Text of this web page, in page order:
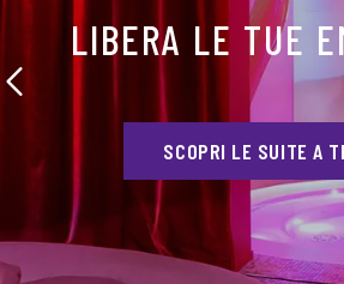
LIBERA LE TUE
SCOPRI LE SUITE A